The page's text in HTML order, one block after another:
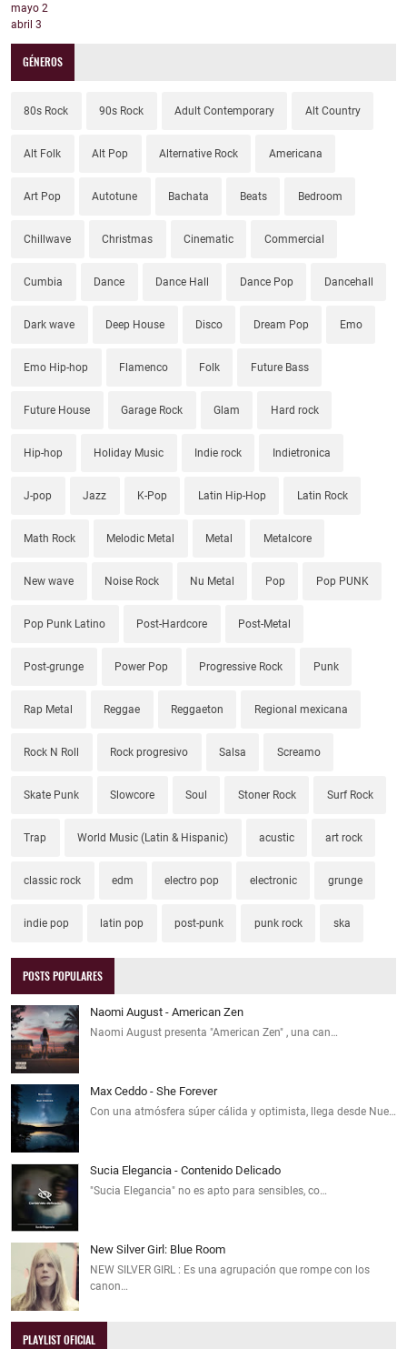
mayo 2
abril 3
GÉNEROS
80s Rock 90s Rock Adult Contemporary Alt Country
Alt Folk Alt Pop Alternative Rock Americana
Art Pop Autotune Bachata Beats Bedroom
Chillwave Christmas Cinematic Commercial
Cumbia Dance Dance Hall Dance Pop Dancehall
Dark wave Deep House Disco Dream Pop Emo
Emo Hip-hop Flamenco Folk Future Bass
Future House Garage Rock Glam Hard rock
Hip-hop Holiday Music Indie rock Indietronica
J-pop Jazz K-Pop Latin Hip-Hop Latin Rock
Math Rock Melodic Metal Metal Metalcore
New wave Noise Rock Nu Metal Pop Pop PUNK
Pop Punk Latino Post-Hardcore Post-Metal
Post-grunge Power Pop Progressive Rock Punk
Rap Metal Reggae Reggaeton Regional mexicana
Rock N Roll Rock progresivo Salsa Screamo
Skate Punk Slowcore Soul Stoner Rock Surf Rock
Trap World Music (Latin & Hispanic) acustic art rock
classic rock edm electro pop electronic grunge
indie pop latin pop post-punk punk rock ska
POSTS POPULARES
Naomi August - American Zen
Naomi August presenta "American Zen" , una can…
Max Ceddo - She Forever
Con una atmósfera súper cálida y optimista, llega desde Nue…
Sucia Elegancia - Contenido Delicado
"Sucia Elegancia" no es apto para sensibles, co…
New Silver Girl: Blue Room
NEW SILVER GIRL : Es una agrupación que rompe con los
canon…
PLAYLIST OFICIAL